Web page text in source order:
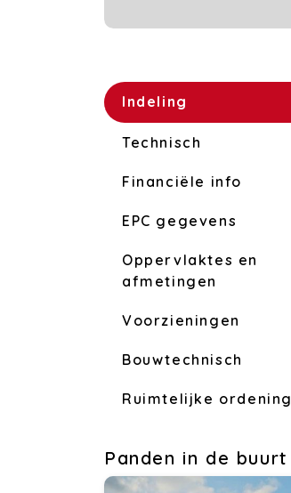
Indeling
Technisch
Financiële info
EPC gegevens
Oppervlaktes en
afmetingen
Voorzieningen
Bouwtechnisch
Ruimtelijke ordening
Panden in de buurt